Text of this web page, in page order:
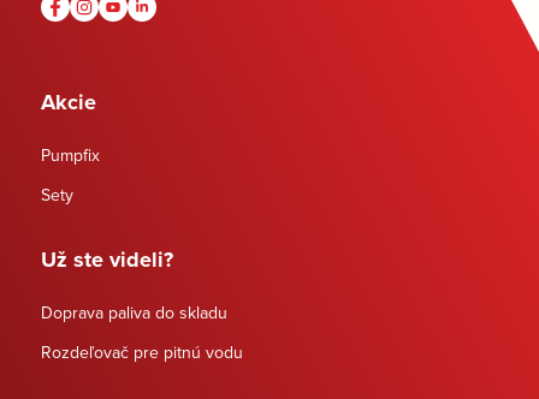
Akcie
Pumpfix
Sety
Už ste videli?
Doprava paliva do skladu
Rozdeľovač pre pitnú vodu